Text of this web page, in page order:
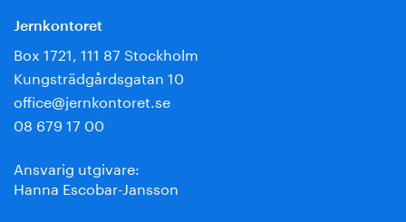
Jernkontoret
Box 1721, 111 87 Stockholm
Kungsträdgårdsgatan 10
office@jernkontoret.se
08 679 17 00
Ansvarig utgivare:
Hanna Escobar-Jansson